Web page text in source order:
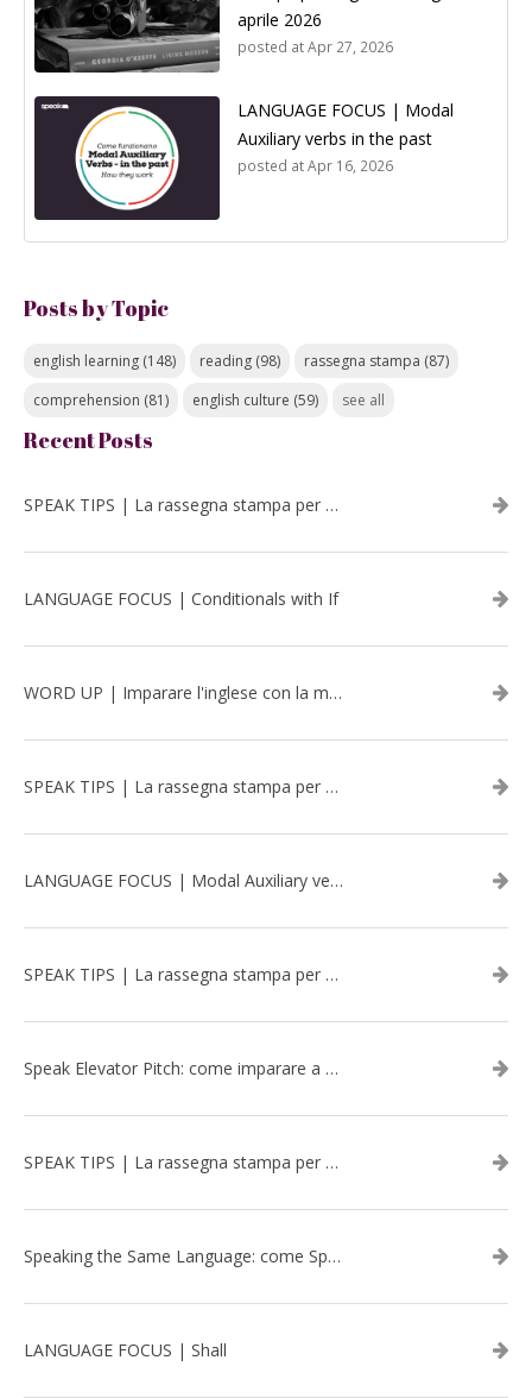
aprile 2026
posted atApr 27, 2026
LANGUAGE FOCUS | Modal
Auxiliary verbs in the past
posted atApr 16, 2026
Posts by Topic
english learning (148) reading (98) rassegna stampa (87)
comprehension (81) english culture (59) see all
Recent Posts
SPEAK TIPS | La rassegna stampa per migliorare l’inglese - luglio 2026
LANGUAGE FOCUS | Conditionals with If
WORD UP | Imparare l'inglese con la musica: David Bowie
SPEAK TIPS | La rassegna stampa per migliorare l’inglese - aprile 2026
LANGUAGE FOCUS | Modal Auxiliary verbs in the past
SPEAK TIPS | La rassegna stampa per migliorare l’inglese - marzo 2026
Speak Elevator Pitch: come imparare a gestire una presentazione in inglese
SPEAK TIPS | La rassegna stampa per migliorare l’inglese - febbraio 2026
Speaking the Same Language: come Speak aiuta a rafforzare i team attraverso il Team Building in inglese
LANGUAGE FOCUS | Shall